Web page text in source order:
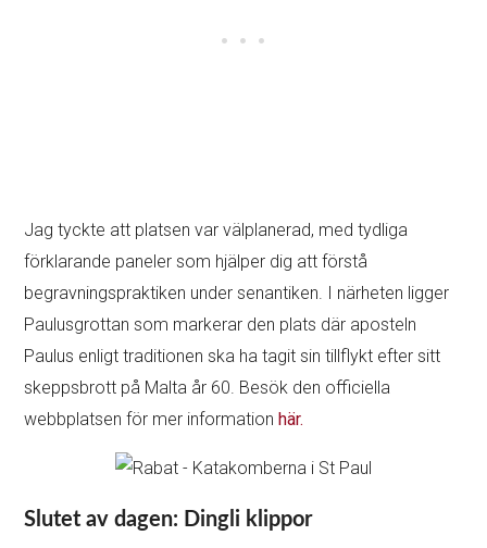
Jag tyckte att platsen var välplanerad, med tydliga
förklarande paneler som hjälper dig att förstå
begravningspraktiken under senantiken. I närheten ligger
Paulusgrottan som markerar den plats där aposteln
Paulus enligt traditionen ska ha tagit sin tillflykt efter sitt
skeppsbrott på Malta år 60. Besök den officiella
webbplatsen för mer information här.
Slutet av dagen: Dingli klippor